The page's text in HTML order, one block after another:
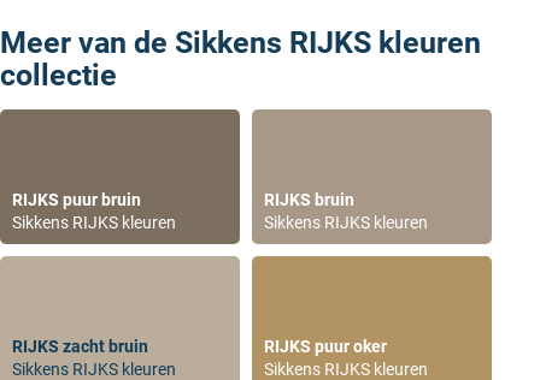
Meer van de Sikkens RIJKS kleuren
collectie
RIJKS puur bruin
Sikkens RIJKS kleuren
RIJKS bruin
Sikkens RIJKS kleuren
RIJKS zacht bruin
Sikkens RIJKS kleuren
RIJKS puur oker
Sikkens RIJKS kleuren